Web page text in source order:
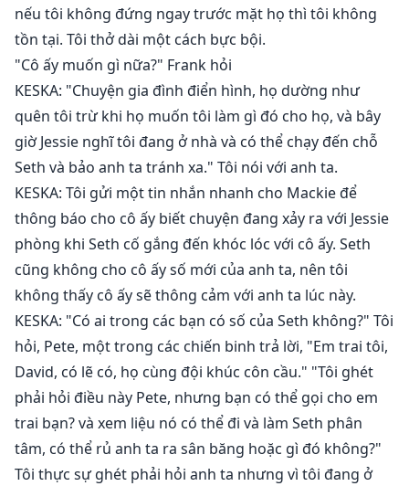
nếu tôi không đứng ngay trước mặt họ thì tôi không
tồn tại. Tôi thở dài một cách bực bội.
"Cô ấy muốn gì nữa?" Frank hỏi
KESKA: "Chuyện gia đình điển hình, họ dường như
quên tôi trừ khi họ muốn tôi làm gì đó cho họ, và bây
giờ Jessie nghĩ tôi đang ở nhà và có thể chạy đến chỗ
Seth và bảo anh ta tránh xa." Tôi nói với anh ta.
KESKA: Tôi gửi một tin nhắn nhanh cho Mackie để
thông báo cho cô ấy biết chuyện đang xảy ra với Jessie
phòng khi Seth cố gắng đến khóc lóc với cô ấy. Seth
cũng không cho cô ấy số mới của anh ta, nên tôi
không thấy cô ấy sẽ thông cảm với anh ta lúc này.
KESKA: "Có ai trong các bạn có số của Seth không?" Tôi
hỏi, Pete, một trong các chiến binh trả lời, "Em trai tôi,
David, có lẽ có, họ cùng đội khúc côn cầu." "Tôi ghét
phải hỏi điều này Pete, nhưng bạn có thể gọi cho em
trai bạn? và xem liệu nó có thể đi và làm Seth phân
tâm, có thể rủ anh ta ra sân băng hoặc gì đó không?"
Tôi thực sự ghét phải hỏi anh ta nhưng vì tôi đang ở